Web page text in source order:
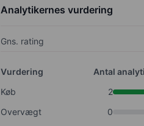
Analytikernes vurdering
Gns. rating
Vurdering
Antal
Køb
2
Overvægt
0